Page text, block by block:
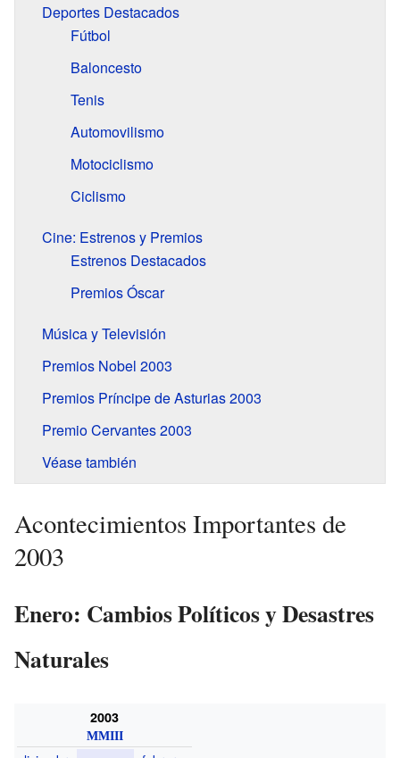
Deportes Destacados
Fútbol
Baloncesto
Tenis
Automovilismo
Motociclismo
Ciclismo
Cine: Estrenos y Premios
Estrenos Destacados
Premios Óscar
Música y Televisión
Premios Nobel 2003
Premios Príncipe de Asturias 2003
Premio Cervantes 2003
Véase también
Acontecimientos Importantes de
2003
Enero: Cambios Políticos y Desastres
Naturales
2003
MMIII